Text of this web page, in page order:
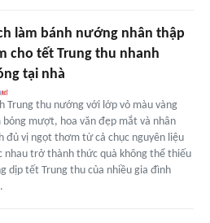
làm bánh nướng nhân thập
cho tết Trung thu nhanh
tại nhà
Trung thu nướng với lớp vỏ màu vàng
bóng mượt, hoa văn đẹp mắt và nhân
đủ vị ngọt thơm từ cả chục nguyên liệu
nhau trở thành thức quà không thể thiếu
dịp tết Trung thu của nhiều gia đình